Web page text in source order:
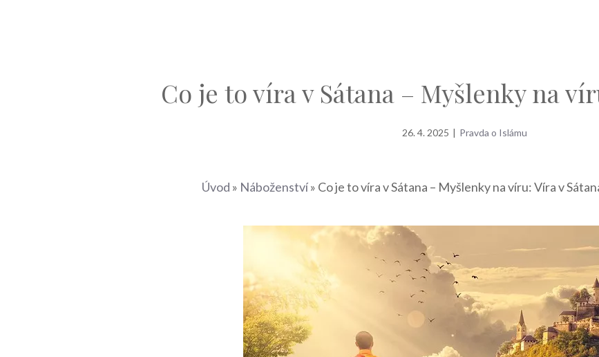
Co je to víra v Sátana – Myšlenky na
26. 4. 2025 | Pravda o Islámu
Úvod » Náboženství» Co je to víra v Sátana – Myšlenky na víru: Víra v